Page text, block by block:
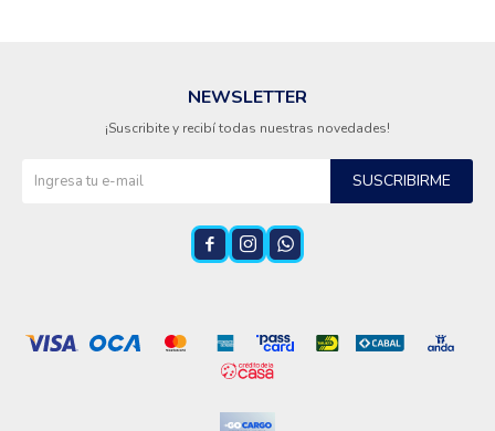
NEWSLETTER
¡Suscribite y recibí todas nuestras novedades!
SUSCRIBIRME
  